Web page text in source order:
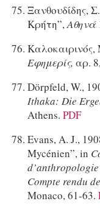
Ξανθουδίδης,
Κρήτη”,Αθηνά
Εφημερίς, αρ.
Dörpfeld, W.,
Ithaka: Die
Athens. PDF
Evans, A. J.,
Mycénien”, in
Compte rendu
Monaco, 61-63.